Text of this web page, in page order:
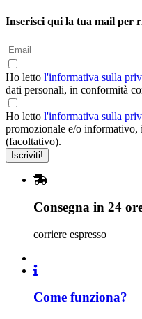
Inserisci qui la tua mail per
Ho letto l'informativa sulla
dati personali, in conformità
Ho letto l'informativa sulla
promozionale e/o
(facoltativo).
Consegna in 24
corriere espresso
Come funziona?